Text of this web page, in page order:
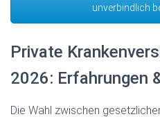
unverbindlich
Private
2026: Erfahrungen
Die Wahl zwischen